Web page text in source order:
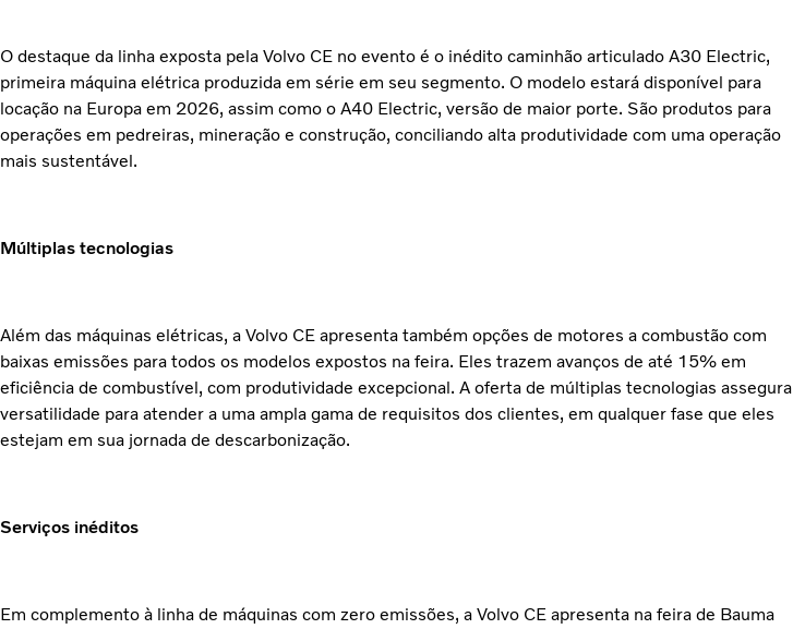
O destaque da linha exposta pela Volvo CE no evento é o inédito caminhão articulado A30 Electric,
primeira máquina elétrica produzida em série em seu segmento. O modelo estará disponível para
locação na Europa em 2026, assim como o A40 Electric, versão de maior porte. São produtos para
operações em pedreiras, mineração e construção, conciliando alta produtividade com uma operação
mais sustentável.
Múltiplas tecnologias
Além das máquinas elétricas, a Volvo CE apresenta também opções de motores a combustão com
baixas emissões para todos os modelos expostos na feira. Eles trazem avanços de até 15% em
eficiência de combustível, com produtividade excepcional. A oferta de múltiplas tecnologias assegura
versatilidade para atender a uma ampla gama de requisitos dos clientes, em qualquer fase que eles
estejam em sua jornada de descarbonização.
Serviços inéditos
Em complemento à linha de máquinas com zero emissões, a Volvo CE apresenta na feira de Bauma